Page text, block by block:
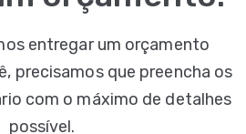
entregar um orçamento
precisamos que preencha os
com o máximo de detalhes
possível.